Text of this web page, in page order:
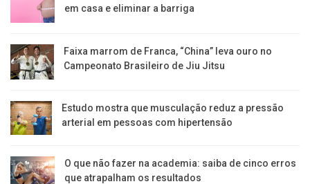
em casa e eliminar a barriga
Faixa marrom de Franca, “China” leva ouro no
Campeonato Brasileiro de Jiu Jitsu
Estudo mostra que musculação reduz a pressão
arterial em pessoas com hipertensão
O que não fazer na academia: saiba de cinco erros
que atrapalham os resultados